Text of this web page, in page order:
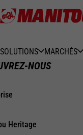
Aller
au
SOLUTIONS MARCHÉS
NOUS
Heritage